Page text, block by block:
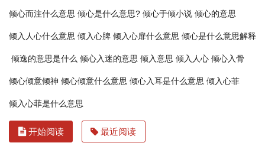
倾心而注什么意思 倾心是什么意思? 倾心于倾小说 倾心的意思
倾入人心什么意思 倾入心脾 倾入心扉什么意思 倾心是什么意思解释
倾逸的意思是什么 倾心入迷的意思 倾入意思 倾入人心 倾心入骨
倾心倾意倾神 倾心倾意什么意思 倾心入耳是什么意思 倾入心菲
倾入心菲是什么意思
开始阅读 最近阅读